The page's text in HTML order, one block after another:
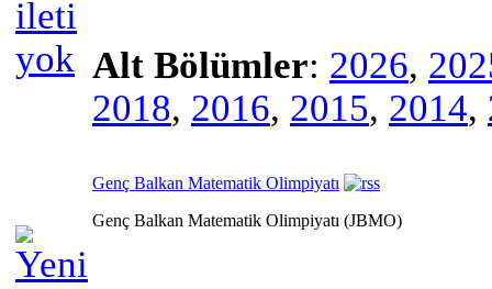
Alt Bölümler: 2026,
2018, 2016, 2015, 2014,
Genç Balkan Matematik Olimpiyatı
Genç Balkan Matematik Olimpiyatı (JBMO)